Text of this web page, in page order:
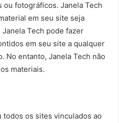
fotográficos. Janela Tech
em seu site seja
Tech pode fazer
em seu site a qualquer
No entanto, Janela Tech não
materiais.
todos os sites vinculados ao